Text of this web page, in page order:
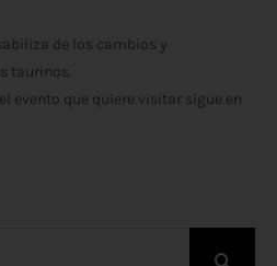
de los cambios y
taurinos.
evento que quiere visitar sigue en